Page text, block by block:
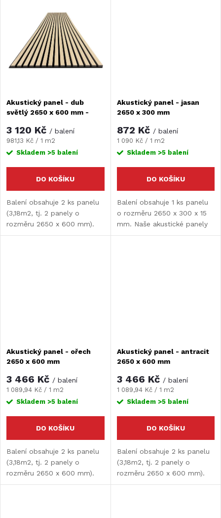
estetiku zároveň.
Akustický panel - dub
světlý 2650 x 600 mm -
3 120 Kč / balení
Měrná
cena:
981,13 Kč / 1 m2
Skladem >5 balení
DO KOŠÍKU
Balení obsahuje 2 ks panelu
(3,18m2, tj. 2 panely o
rozměru 2650 x 600 mm).
Naše akustické panely
Akustický panel - jasan
2650 x 300 mm
872 Kč / balení
Měrná
cena:
1 090 Kč / 1 m2
Skladem >5 balení
DO KOŠÍKU
Balení obsahuje 1 ks panelu
o rozměru 2650 x 300 x 15
mm. Naše akustické panely
představují skvělé řešení pro
Akustický panel - ořech
2650 x 600 mm
3 466 Kč / balení
Měrná
cena:
1 089,94 Kč / 1 m2
Skladem >5 balení
DO KOŠÍKU
Balení obsahuje 2 ks panelu
(3,18m2, tj. 2 panely o
rozměru 2650 x 600 mm).
Naše akustické panely
Akustický panel - antracit
2650 x 600 mm
3 466 Kč / balení
Měrná
cena:
1 089,94 Kč / 1 m2
Skladem >5 balení
DO KOŠÍKU
Balení obsahuje 2 ks panelu
(3,18m2, tj. 2 panely o
rozměru 2650 x 600 mm).
Naše akustické panely